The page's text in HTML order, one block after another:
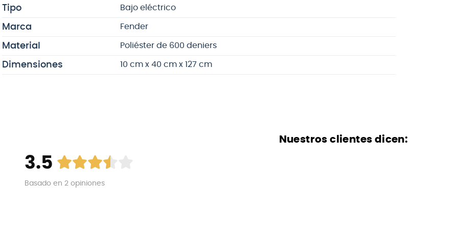
Tipo Bajo eléctrico
Marca Fender
Material Poliéster de 600 deniers
Dimensiones 10 cm x 40 cm x 127 cm
Nuestros clientes dicen:
3.5
Basado en 2 opiniones